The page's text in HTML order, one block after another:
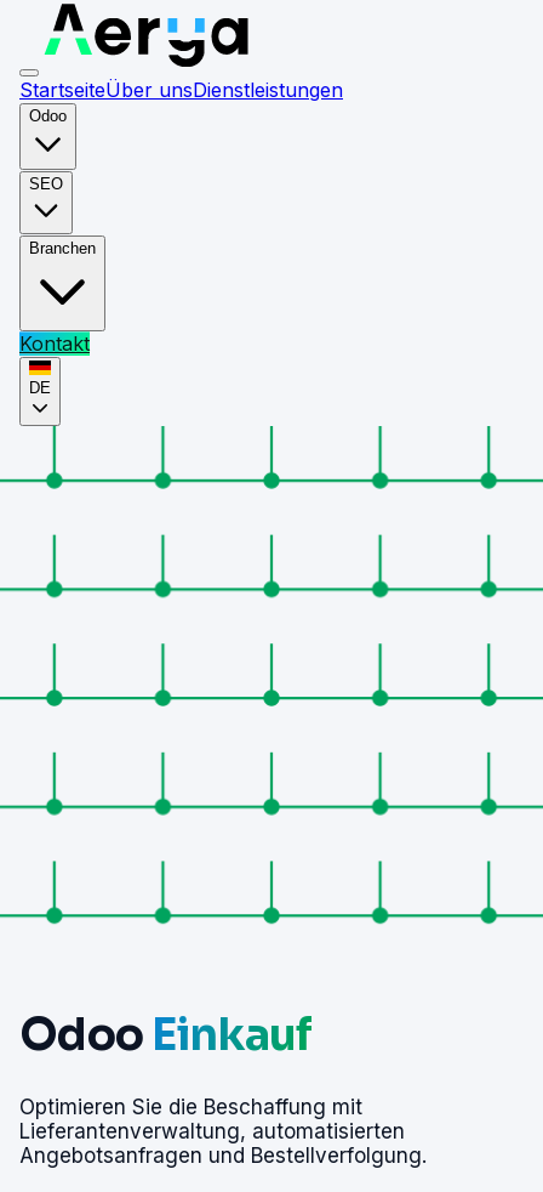
StartseiteÜber unsDienstleistungen
Odoo
SEO
Branchen
Kontakt
DE
Odoo Einkauf
Optimieren Sie die Beschaffung mit
Lieferantenverwaltung, automatisierten
Angebotsanfragen und Bestellverfolgung.